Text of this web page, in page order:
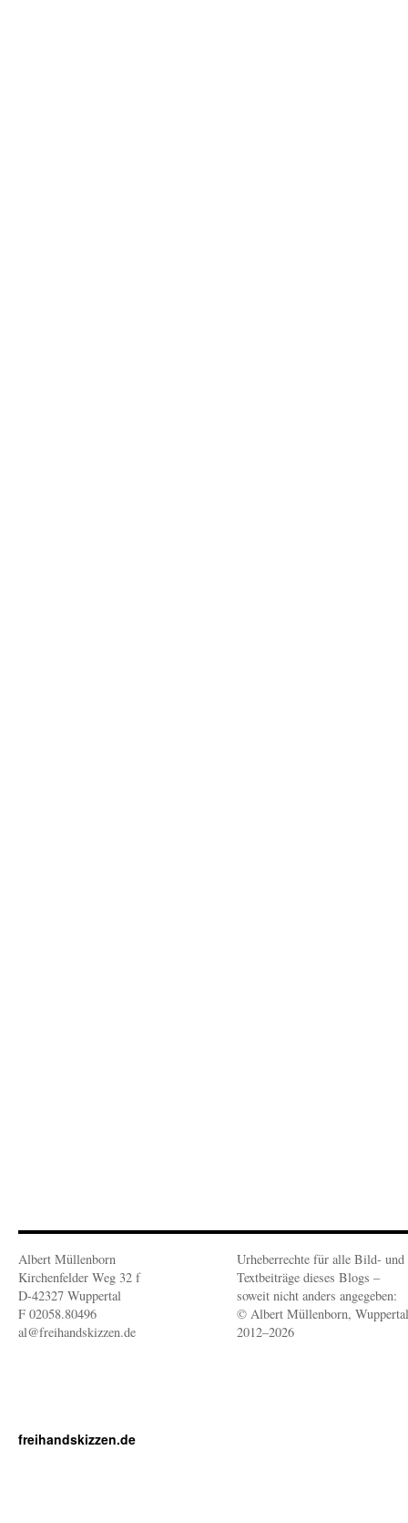
Albert Müllenborn
Kirchenfelder Weg 32 f
D-42327 Wuppertal
F 02058.80496
al@freihandskizzen.de
Urheberrechte für alle Bild- und
Textbeiträge dieses Blogs –
soweit nicht anders angegeben:
© Albert Müllenborn, Wuppertal
2012–2026
freihandskizzen.de